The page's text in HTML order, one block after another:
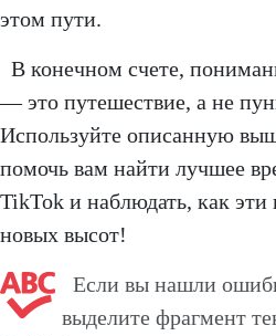
этом пути.
В конечном счете,
— это путешествие, а не
Используйте описанную
помочь вам найти лучшее
TikTok и наблюдать, как
новых высот!
Если вы нашли
выделите фрагмент